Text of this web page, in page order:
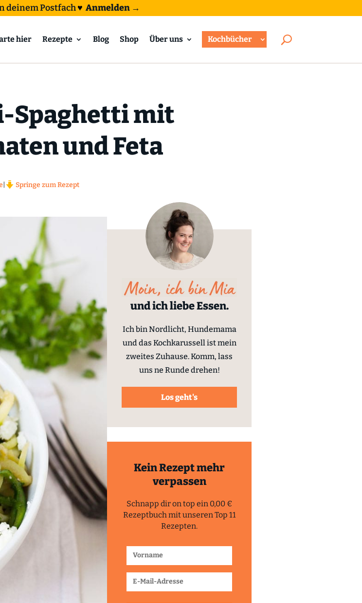
deinem Postfach♥ Anmelden →
hier Rezepte Blog Shop Über uns Kochbücher
Spaghetti mit
und Feta
Springe zum Rezept
und ich liebe Essen.
Ich bin Nordlicht, Hundemama
und das Kochkarussell ist mein
zweites Zuhause. Komm, lass
uns ne Runde drehen!
Los geht's
Kein Rezept mehr
verpassen
Schnapp dir on top ein 0,00 €
Rezeptbuch mit unseren Top 11
Rezepten.